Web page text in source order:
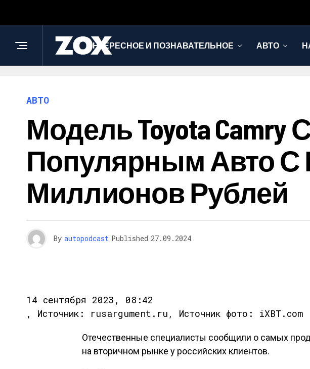
ИНТЕРЕСНОЕ И ПОЗНАВАТЕЛЬНОЕ АВТО
АВТО
Модель Toyota
Популярным Авто С
Миллионов Рублей
By autopodcast Published 27.09.2024
14 сентября 2023, 08:42
, Источник: rusargument.ru, Источник фото: iXBT.com
Отечественные специалисты сообщили о самых
на вторичном рынке у российских клиентов.